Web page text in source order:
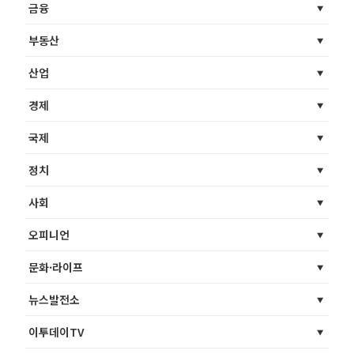
금융
부동산
산업
경제
국제
정치
사회
오피니언
문화·라이프
뉴스발전소
이투데이TV